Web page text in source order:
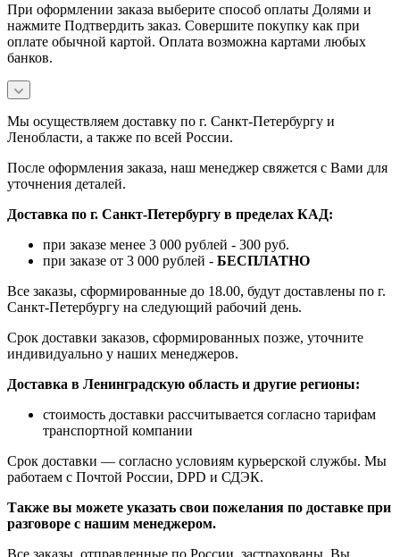
При оформлении заказа выберите способ оплаты Долями и
нажмите Подтвердить заказ. Совершите покупку как при
оплате обычной картой. Оплата возможна картами любых
банков.
Мы осуществляем доставку по г. Санкт-Петербургу и
Ленобласти, а также по всей России.
После оформления заказа, наш менеджер свяжется с Вами для
уточнения деталей.
Доставка по г. Санкт-Петербургу в пределах КАД:
при заказе менее 3 000 рублей - 300 руб.
при заказе от 3 000 рублей - БЕСПЛАТНО
Все заказы, сформированные до 18.00, будут доставлены по г.
Санкт-Петербургу на следующий рабочий день.
Срок доставки заказов, сформированных позже, уточните
индивидуально у наших менеджеров.
Доставка в Ленинградскую область и другие регионы:
стоимость доставки рассчитывается согласно тарифам
транспортной компании
Срок доставки — согласно условиям курьерской службы. Мы
работаем с Почтой России, DPD и СДЭК.
Также вы можете указать свои пожелания по доставке при
разговоре с нашим менеджером.
Все заказы, отправленные по России, застрахованы. Вы